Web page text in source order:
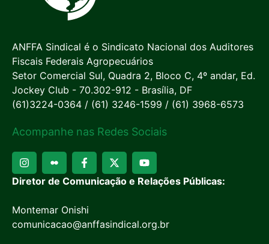
ANFFA Sindical é o Sindicato Nacional dos Auditores
Fiscais Federais Agropecuários
Setor Comercial Sul, Quadra 2, Bloco C, 4º andar, Ed.
Jockey Club - 70.302-912 - Brasília, DF
(61)3224-0364 / (61) 3246-1599 / (61) 3968-6573
Acompanhe nas Redes Sociais
Diretor de Comunicação e Relações Públicas:
Montemar Onishi
comunicacao@anffasindical.org.br